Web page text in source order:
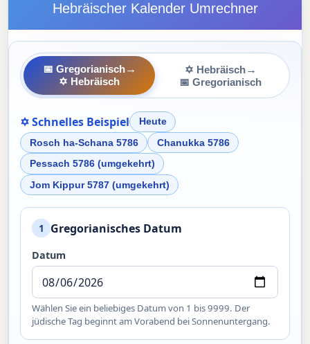
Hebräischer Kalender Umrechner
📅 Gregorianisch→
✡ Hebräisch
✡ Hebräisch→
📅 Gregorianisch
✡ Schnelles Beispiel Heute
Rosch ha-Schana 5786 Chanukka 5786
Pessach 5786 (umgekehrt)
Jom Kippur 5787 (umgekehrt)
1 Gregorianisches Datum
Datum
Wählen Sie ein beliebiges Datum von 1 bis 9999. Der
jüdische Tag beginnt am Vorabend bei Sonnenuntergang.